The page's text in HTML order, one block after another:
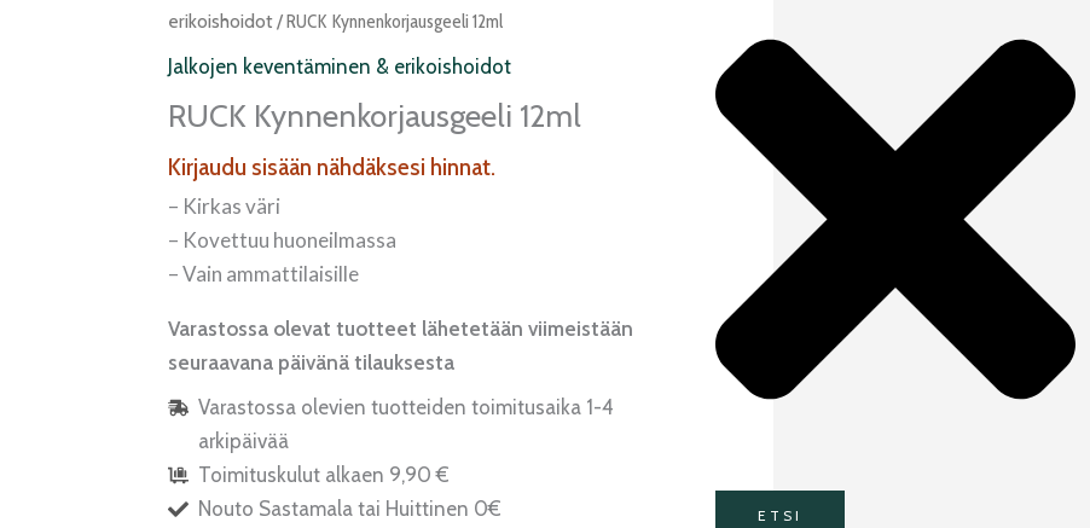
erikoishoidot/ RUCK Kynnenkorjausgeeli 12ml
Jalkojen keventäminen & erikoishoidot
RUCK Kynnenkorjausgeeli 12ml
Kirjaudu sisään nähdäksesi hinnat.
– Kirkas väri
– Kovettuu huoneilmassa
– Vain ammattilaisille
Varastossa olevat tuotteet lähetetään viimeistään
seuraavana päivänä tilauksesta
Varastossa olevien tuotteiden toimitusaika 1-4
arkipäivää
Toimituskulut alkaen 9,90 €
Nouto Sastamala tai Huittinen 0€
ETSI